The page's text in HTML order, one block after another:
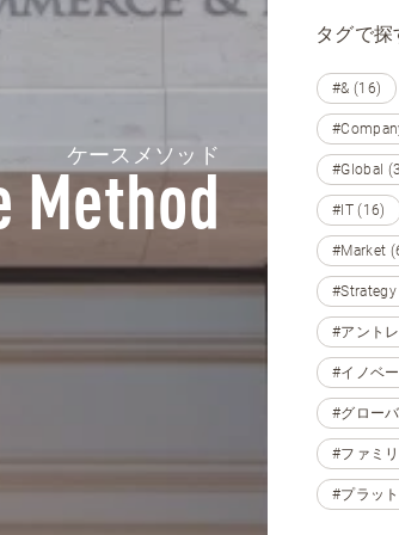
ケースメソッド
Method
タグで探
#& (16)
#Global
#IT (16)
#Market
#アント
#イノベ
#グロー
#ファミ
#プラッ